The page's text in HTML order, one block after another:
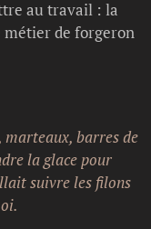
au travail : la
métier de forgeron
barres de
la glace pour
suivre les filons